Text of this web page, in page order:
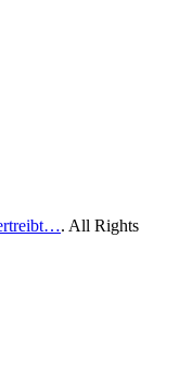
. All Rights